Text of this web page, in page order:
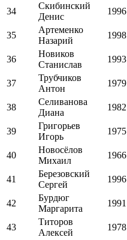
34
Скибинский
Денис
1996
35
Артеменко
Назарий
1998
36
Новиков
Станислав
1993
37
Трубчиков
Антон
1979
38
Селиванова
Диана
1982
39
Григорьев
Игорь
1975
40
Новосёлов
Михаил
1966
41
Березовский
Сергей
1996
42
Бурдюг
Маргарита
1991
43
Титоров
Алексей
1978